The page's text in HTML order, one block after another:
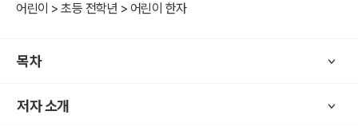
어린이 > 초등 전학년 > 어린이 한자
목차
저자 소개